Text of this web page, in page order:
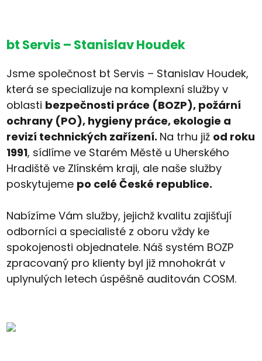
bt Servis – Stanislav Houdek
Jsme společnost bt Servis – Stanislav Houdek,
která se specializuje na komplexní služby v
oblasti bezpečnosti práce (BOZP), požární
ochrany (PO), hygieny práce, ekologie a
revizí technických zařízení. Na trhu již od roku
1991, sídlíme ve Starém Městě u Uherského
Hradiště ve Zlínském kraji, ale naše služby
poskytujeme po celé České republice.
Nabízíme Vám služby, jejichž kvalitu zajišťují
odborníci a specialisté z oboru vždy ke
spokojenosti objednatele. Náš systém BOZP
zpracovaný pro klienty byl již mnohokrát v
uplynulých letech úspěšně auditován COSM.